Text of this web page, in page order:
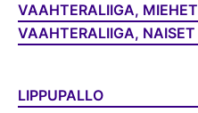
VAAHTERALIIGA, NAISET
VAAHTERALIIGA, MIEHET
LIPPUPALLO